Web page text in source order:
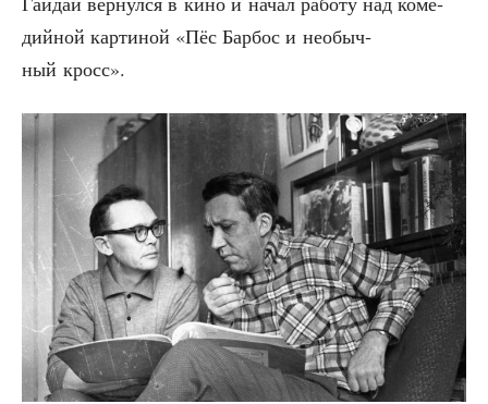
дий­ной кар­ти­ной «Пёс Бар­бос и необыч­
ный кросс».